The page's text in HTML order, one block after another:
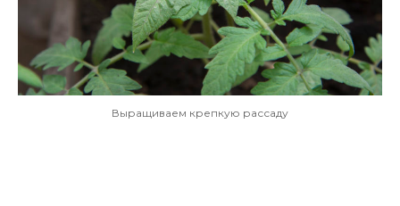
Выращиваем крепкую рассаду